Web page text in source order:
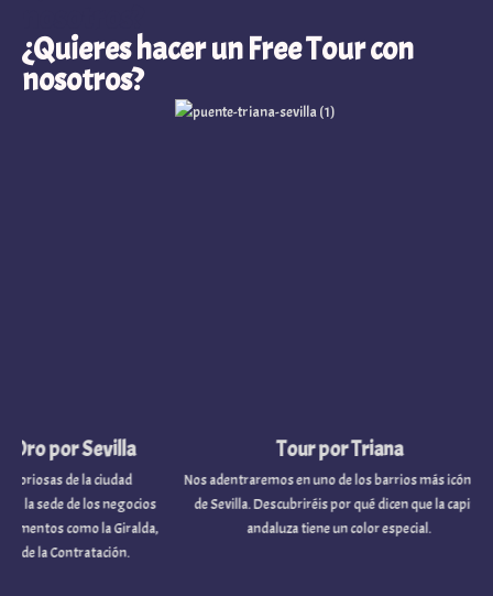
¿Quieres hacer un Free Tour con
nosotros?
Tour por Triana
Nos adentraremos en uno de los barrios más icónicos
de Sevilla. Descubriréis por qué dicen que la capital
andaluza tiene un color especial.
por Sevilla
de la ciudad
de los negocios
como la Giralda,
la Contratación.